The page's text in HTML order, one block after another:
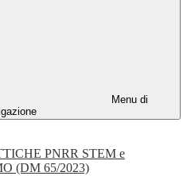
Menu di
PNRR STEM e
(DM 65/2023)